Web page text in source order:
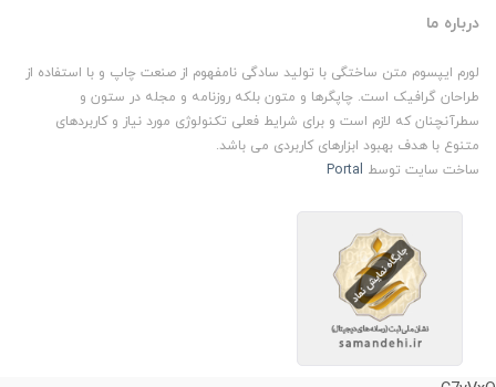
درباره ما
لورم ایپسوم متن ساختگی با تولید سادگی نامفهوم از صنعت چاپ و با استفاده از
طراحان گرافیک است. چاپگرها و متون بلکه روزنامه و مجله در ستون و
سطرآنچنان که لازم است و برای شرایط فعلی تکنولوژی مورد نیاز و کاربردهای
متنوع با هدف بهبود ابزارهای کاربردی می باشد.
ساخت سایت توسط Portal